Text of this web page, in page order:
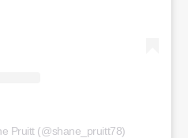
Pruitt (@shane_pruitt78)